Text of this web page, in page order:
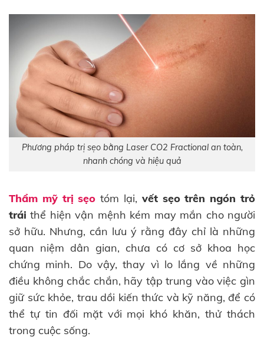
Phương pháp trị sẹo bằng Laser CO2 Fractional an toàn,
nhanh chóng và hiệu quả
Thẩm mỹ trị sẹo tóm lại, vết sẹo trên ngón trỏ
trái thể hiện vận mệnh kém may mắn cho người
sở hữu. Nhưng, cần lưu ý rằng đây chỉ là những
quan niệm dân gian, chưa có cơ sở khoa học
chứng minh. Do vậy, thay vì lo lắng về những
điều không chắc chắn, hãy tập trung vào việc gìn
giữ sức khỏe, trau dồi kiến thức và kỹ năng, để có
thể tự tin đối mặt với mọi khó khăn, thử thách
trong cuộc sống.